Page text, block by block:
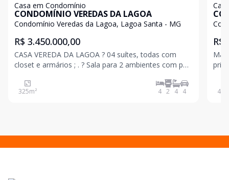
Casa em Condomínio
CONDOMÍNIO VEREDAS DA LAGOA
Condomínio Veredas da Lagoa, Lagoa Santa - MG
R$ 3.450.000,00
CASA VEREDA DA LAGOA ? 04 suítes, todas com
closet e armários ; . ? Sala para 2 ambientes com pé
geladeira, forno, microondas e cooktop de indução ; .
? Área gourmet completa com churrasqueira ; CASA
325m² 4 2 4 4
R$
450